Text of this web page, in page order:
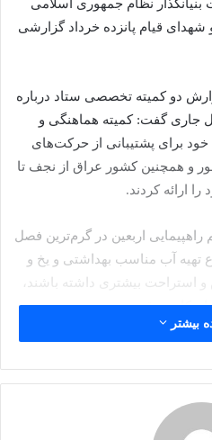
نظام جمهوری اسلامی
قیام پانزده خرداد گزارشی
دو کمیته تخصصی ستاد درباره
جاری گفت: کمیته هماهنگی و
خود برای پشتیبانی از حرکت‌های
و همچنین کشور عراق از نجف تا
ارائه کردند.
راهپیمایی اربعین در گرم‌ترین فصل
تهیه آب مناسب بهداشتی و یخ و
و استراحت بیشتری داشته باشند،
و اسکان موقت به صورت جدی در
بیشتر